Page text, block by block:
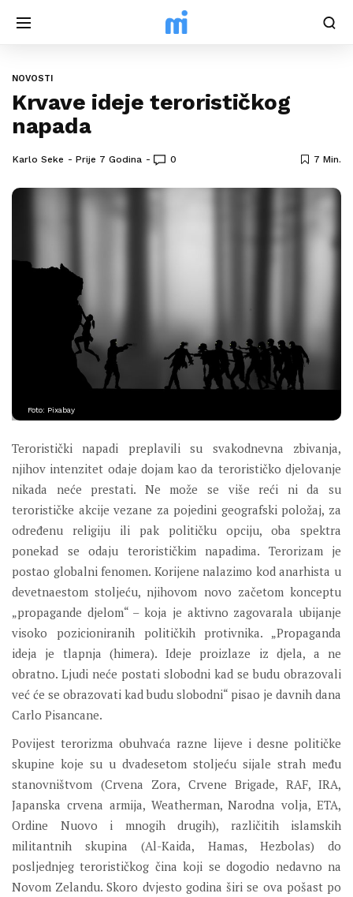
NOVOSTI
Krvave ideje terorističkog
napada
Karlo Seke Prije 7 Godina 0 7 Min.
Foto: Pixabay
Teroristički napadi preplavili su svakodnevna zbivanja,
njihov intenzitet odaje dojam kao da terorističko djelovanje
nikada neće prestati. Ne može se više reći ni da su
terorističke akcije vezane za pojedini geografski položaj, za
određenu religiju ili pak političku opciju, oba spektra
ponekad se odaju terorističkim napadima. Terorizam je
postao globalni fenomen. Korijene nalazimo kod anarhista u
devetnaestom stoljeću, njihovom novo začetom konceptu
„propagande djelom“ – koja je aktivno zagovarala ubijanje
visoko pozicioniranih političkih protivnika. „Propaganda
ideja je tlapnja (himera). Ideje proizlaze iz djela, a ne
obratno. Ljudi neće postati slobodni kad se budu obrazovali
već će se obrazovati kad budu slobodni“ pisao je davnih dana
Carlo Pisancane.
Povijest terorizma obuhvaća razne lijeve i desne političke
skupine koje su u dvadesetom stoljeću sijale strah među
stanovništvom (Crvena Zora, Crvene Brigade, RAF, IRA,
Japanska crvena armija, Weatherman, Narodna volja, ETA,
Ordine Nuovo i mnogih drugih), različitih islamskih
militantnih skupina (Al-Kaida, Hamas, Hezbolas) do
posljednjeg terorističkog čina koji se dogodio nedavno na
Novom Zelandu. Skoro dvjesto godina širi se ova pošast po